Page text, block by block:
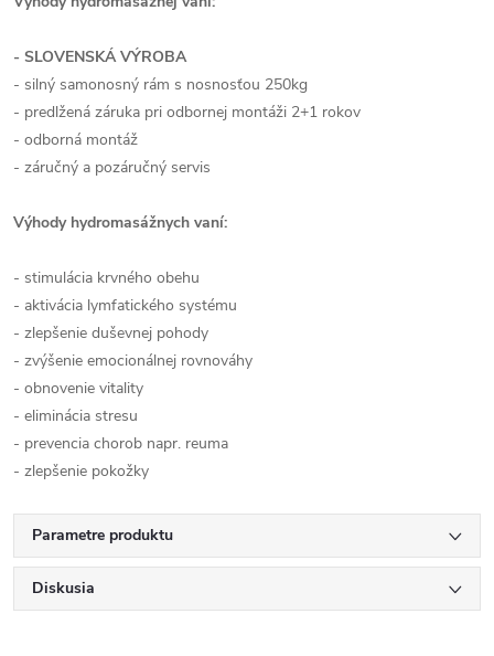
- SLOVENSKÁ VÝROBA
- silný samonosný rám s nosnosťou 250kg
- predlžená záruka pri odbornej montáži 2+1 rokov
- odborná montáž
- záručný a pozáručný servis
Výhody hydromasážnych vaní:
- stimulácia krvného obehu
- aktivácia lymfatického systému
- zlepšenie duševnej pohody
- zvýšenie emocionálnej rovnováhy
- obnovenie vitality
- eliminácia stresu
- prevencia chorob napr. reuma
- zlepšenie pokožky
Parametre produktu
Diskusia